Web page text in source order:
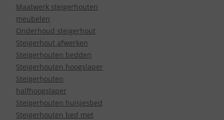
Maatwerk steigerhouten
meubelen
Onderhoud steigerhout
Steigerhout afwerken
Steigerhouten bedden
Steigerhouten hoogslaper
Steigerhouten
halfhoogslaper
Steigerhouten huisjesbed
Steigerhouten bed met